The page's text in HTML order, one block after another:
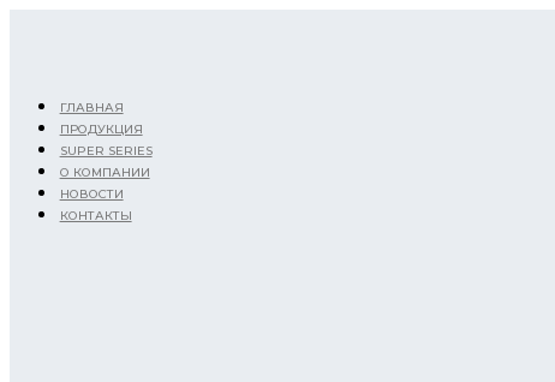
ГЛАВНАЯ
ПРОДУКЦИЯ
SUPER SERIES
О КОМПАНИИ
НОВОСТИ
КОНТАКТЫ